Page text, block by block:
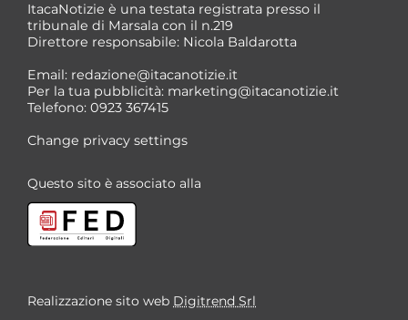
*
ItacaNotizie è una testata registrata presso il
tribunale di Marsala con il n.219
Direttore responsabile: Nicola Baldarotta
Email: redazione@itacanotizie.it
Per la tua pubblicità: marketing@itacanotizie.it
Telefono: 0923 367415
Change privacy settings
Questo sito è associato alla
Realizzazione sito web Digitrend Srl